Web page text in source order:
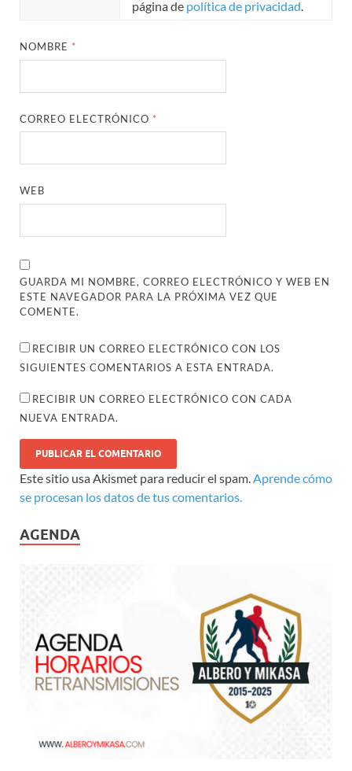
página de política de privacidad.
NOMBRE *
CORREO ELECTRÓNICO *
WEB
GUARDA MI NOMBRE, CORREO ELECTRÓNICO Y WEB EN
ESTE NAVEGADOR PARA LA PRÓXIMA VEZ QUE
COMENTE.
RECIBIR UN CORREO ELECTRÓNICO CON LOS
SIGUIENTES COMENTARIOS A ESTA ENTRADA.
RECIBIR UN CORREO ELECTRÓNICO CON CADA
NUEVA ENTRADA.
Este sitio usa Akismet para reducir el spam. Aprende cómo
se procesan los datos de tus comentarios.
AGENDA